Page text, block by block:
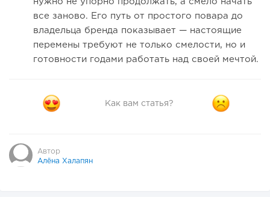
все заново. Его путь от простого повара до
владельца бренда показывает — настоящие
перемены требуют не только смелости, но и
готовности годами работать над своей мечтой.
Как вам статья?
Автор
Алёна Халапян